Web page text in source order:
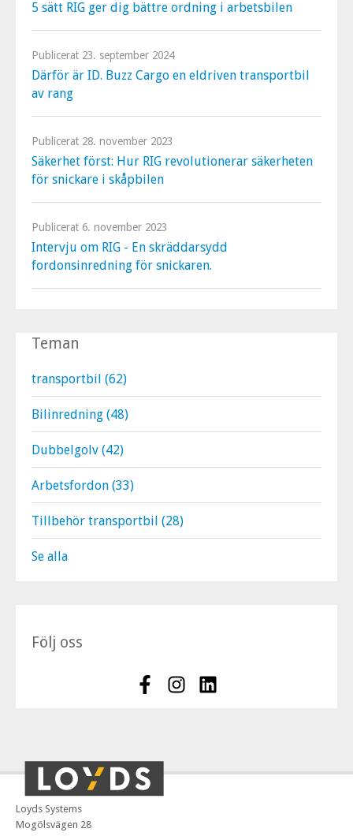
5 sätt RIG ger dig bättre ordning i arbetsbilen
Därför är ID. Buzz Cargo en eldriven transportbil
av rang
Publicerat 23. september 2024
Säkerhet först: Hur RIG revolutionerar säkerheten
för snickare i skåpbilen
Publicerat 28. november 2023
Intervju om RIG - En skräddarsydd
fordonsinredning för snickaren.
Publicerat 6. november 2023
Teman
transportbil (62)
Bilinredning (48)
Dubbelgolv (42)
Arbetsfordon (33)
Tillbehör transportbil (28)
Se alla
Följ oss
Loyds Systems
Mogölsvägen 28